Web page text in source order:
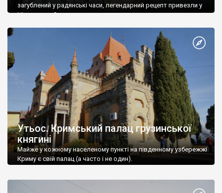
загублений у радянські часи, легендарний рецепт привезли у
Ніжин греки?
Утьос. Кримський палац грузинської
княгині
Майже у кожному населеному пункті на південному узбережжі
Криму є свій палац (а часто і не один).